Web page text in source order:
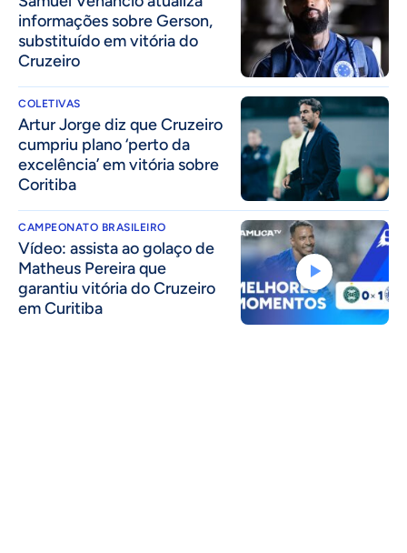
informações sobre Gerson,
substituído em vitória do
Cruzeiro
COLETIVAS
Artur Jorge diz que Cruzeiro
cumpriu plano ‘perto da
excelência’ em vitória sobre
Coritiba
CAMPEONATO BRASILEIRO
Vídeo: assista ao golaço de
Matheus Pereira que
garantiu vitória do Cruzeiro
em Curitiba